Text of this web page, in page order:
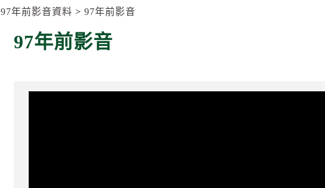
97年前影音資料 97年前影音
97年前影音